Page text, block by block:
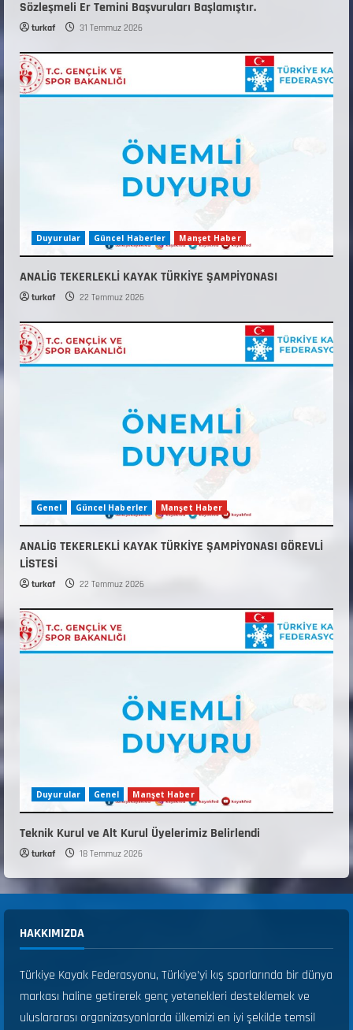
Sözleşmeli Er Temini Başvuruları Başlamıştır.
turkaf 31 Temmuz 2026
Duyurular Güncel Haberler Manşet Haber
ANALİG TEKERLEKLİ KAYAK TÜRKİYE ŞAMPİYONASI
turkaf 22 Temmuz 2026
Genel Güncel Haberler Manşet Haber
ANALİG TEKERLEKLİ KAYAK TÜRKİYE ŞAMPİYONASI GÖREVLİ
LİSTESİ
turkaf 22 Temmuz 2026
Duyurular Genel Manşet Haber
Teknik Kurul ve Alt Kurul Üyelerimiz Belirlendi
turkaf 18 Temmuz 2026
HAKKIMIZDA
Türkiye Kayak Federasyonu, Türkiye’yi kış sporlarında bir dünya
markası haline getirerek genç yetenekleri desteklemek ve
uluslararası organizasyonlarda ülkemizi en iyi şekilde temsil